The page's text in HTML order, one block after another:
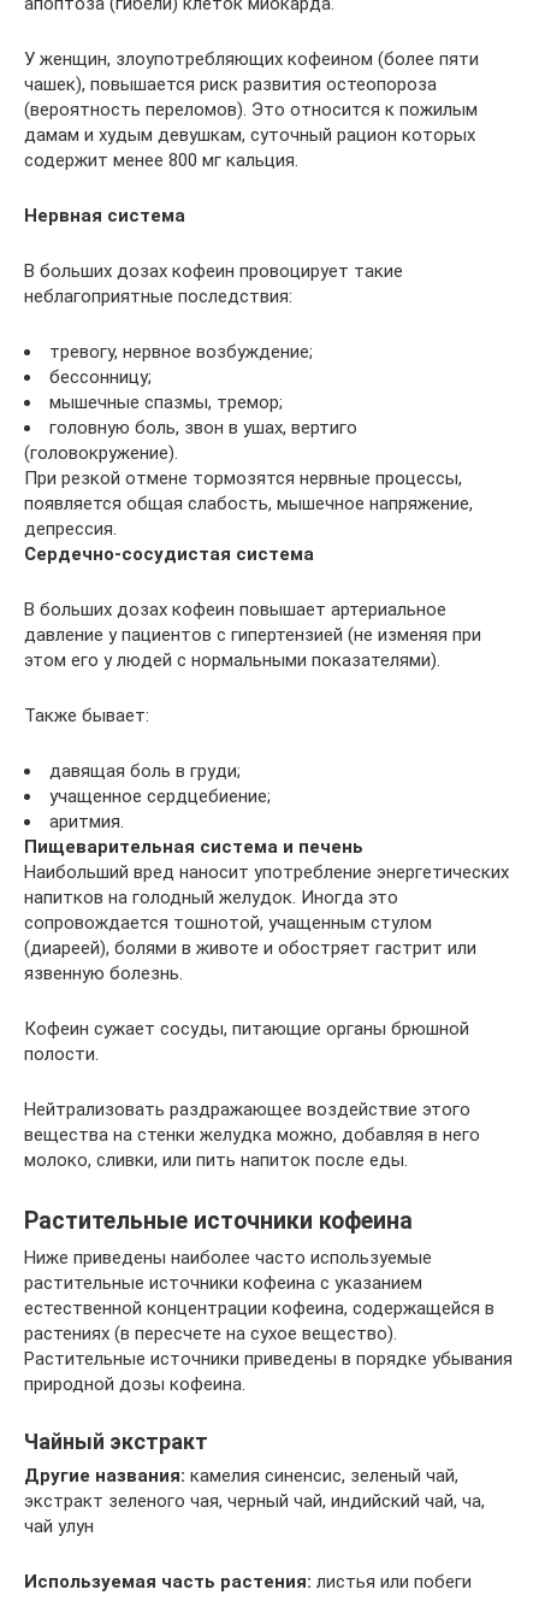
У женщин, злоупотребляющих кофеином (более пяти
чашек), повышается риск развития остеопороза
(вероятность переломов). Это относится к пожилым
дамам и худым девушкам, суточный рацион которых
содержит менее 800 мг кальция.
Нервная система
В больших дозах кофеин провоцирует такие
неблагоприятные последствия:
тревогу, нервное возбуждение;
бессонницу;
мышечные спазмы, тремор;
головную боль, звон в ушах, вертиго
(головокружение).
При резкой отмене тормозятся нервные процессы,
появляется общая слабость, мышечное напряжение,
депрессия.
Сердечно-сосудистая система
В больших дозах кофеин повышает артериальное
давление у пациентов с гипертензией (не изменяя при
этом его у людей с нормальными показателями).
Также бывает:
давящая боль в груди;
учащенное сердцебиение;
аритмия.
Пищеварительная система и печень
Наибольший вред наносит употребление энергетических
напитков на голодный желудок. Иногда это
сопровождается тошнотой, учащенным стулом
(диареей), болями в животе и обостряет гастрит или
язвенную болезнь.
Кофеин сужает сосуды, питающие органы брюшной
полости.
Нейтрализовать раздражающее воздействие этого
вещества на стенки желудка можно, добавляя в него
молоко, сливки, или пить напиток после еды.
Растительные источники кофеина
Ниже приведены наиболее часто используемые
растительные источники кофеина с указанием
естественной концентрации кофеина, содержащейся в
растениях (в пересчете на сухое вещество).
Растительные источники приведены в порядке убывания
природной дозы кофеина.
Чайный экстракт
Другие названия: камелия синенсис, зеленый чай,
экстракт зеленого чая, черный чай, индийский чай, ча,
чай улун
Используемая часть растения: листья или побеги